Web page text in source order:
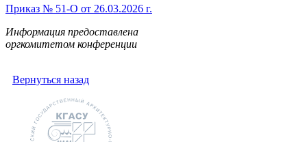
Приказ № 51-О от 26.03.2026 г.
Информация предоставлена
оргкомитетом конференции
Вернуться назад